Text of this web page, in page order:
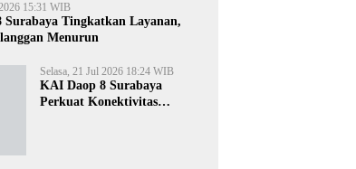
15:31 WIB
Surabaya Tingkatkan Layanan,
Menurun
Selasa, 21 Jul 2026 18:24 WIB
KAI Daop 8 Surabaya
Perkuat Konektivitas